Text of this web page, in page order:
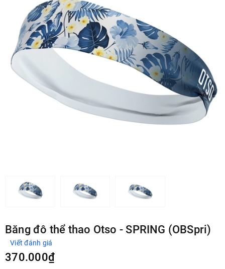
Băng đô thể thao Otso - SPRING (OBSpri)
Viết đánh giá
370.000₫